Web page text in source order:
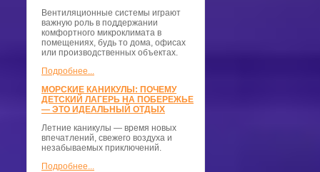
Вентиляционные системы играют
важную роль в поддержании
комфортного микроклимата в
помещениях, будь то дома, офисах
или производственных объектах.
Подробнее...
МОРСКИЕ КАНИКУЛЫ: ПОЧЕМУ
ДЕТСКИЙ ЛАГЕРЬ НА ПОБЕРЕЖЬЕ
— ЭТО ИДЕАЛЬНЫЙ ОТДЫХ
Летние каникулы — время новых
впечатлений, свежего воздуха и
незабываемых приключений.
Подробнее...